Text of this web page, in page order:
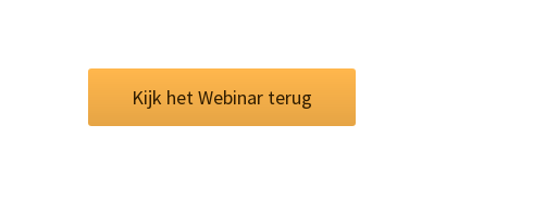
Kijk het Webinar terug